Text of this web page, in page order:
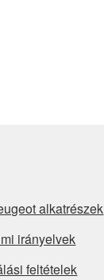
alkatrészek
irányelvek
feltételek